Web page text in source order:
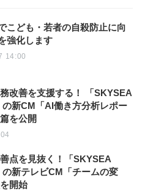
こども・若者の自殺防止に向
強化します
14:00
改善を支援する！ 「SKYSEA
新CM「AI働き方分析レポー
を公開
点を見抜く！「SKYSEA
新テレビCM「チームの変
開始